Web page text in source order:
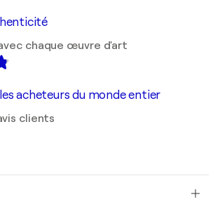
chaque œuvre d'art
acheteurs du monde entier
clients